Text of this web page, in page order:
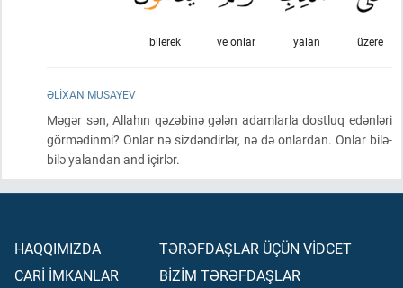
üzere
yalan
ve onlar
bilerek
ƏLIXAN MUSAYEV
Məgər sən, Allahın qəzəbinə gələn adamlarla dostluq edənləri
görmədinmi? Onlar nə sizdəndirlər, nə də onlardan. Onlar bilə-
bilə yalandan and içirlər.
HAQQIMIZDA
CARİ İMKANLAR
TƏRƏFDAŞLAR ÜÇÜN VİDCET
BİZİM TƏRƏFDAŞLAR